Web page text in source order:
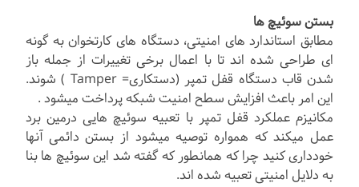
بستن سوئیچ ها
مطابق استاندارد های امنیتی، دستگاه های کارتخوان به گونه
ای طراحی شده اند تا با اعمال برخی تغییرات از جمله باز
شدن قاب دستگاه قفل تمپر (دستکاری= Tamper ) شوند.
این امر باعث افزایش سطح امنیت شبکه پرداخت میشود .
مکانیزم عملکرد قفل تمپر با تعبیه سوئیچ هایی درمین برد
عمل میکند که همواره توصیه میشود از بستن دائمی آنها
خودداری کنید چرا که همانطور که گفته شد این سوئیچ ها بنا
به دلایل امنیتی تعبیه شده اند.